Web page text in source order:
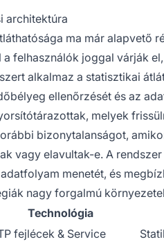
architektúra
ma már alapvető
felhasználók joggal várják
alkalmaz a statisztikai
ellenőrzését és az
melyek
bizonytalanságot,
vagy elavultak-e. A
menetét, és
nagy forgalmú
Technológia
fejlécek & Service